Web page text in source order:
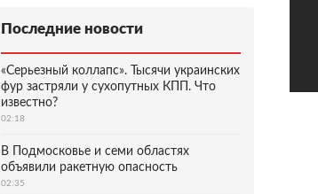
Последние новости
«Серьезный коллапс». Тысячи украинских
фур застряли у сухопутных КПП. Что
известно?
02:18
В Подмосковье и семи областях
объявили ракетную опасность
02:35